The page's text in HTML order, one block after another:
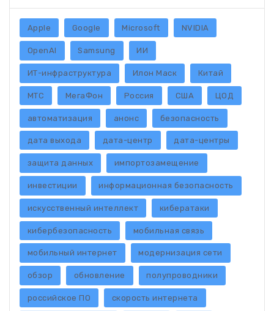
Apple Google Microsoft NVIDIA
OpenAI Samsung ИИ
ИТ-инфраструктура Илон Маск Китай
МТС МегаФон Россия США ЦОД
автоматизация анонс безопасность
дата выхода дата-центр дата-центры
защита данных импортозамещение
инвестиции информационная безопасность
искусственный интеллект кибератаки
кибербезопасность мобильная связь
мобильный интернет модернизация сети
обзор обновление полупроводники
российское ПО скорость интернета